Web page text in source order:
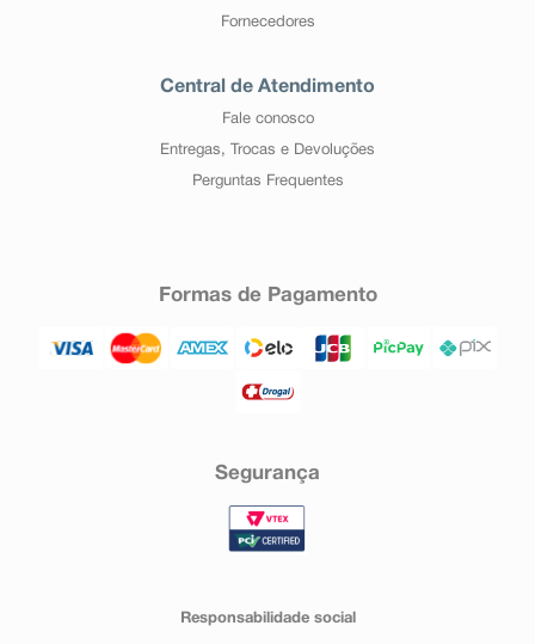
Fornecedores
Central de Atendimento
Fale conosco
Entregas, Trocas e Devoluções
Perguntas Frequentes
Formas de Pagamento
Segurança
Responsabilidade social